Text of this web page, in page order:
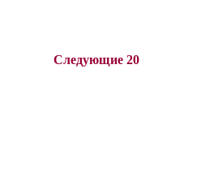
Следующие 20